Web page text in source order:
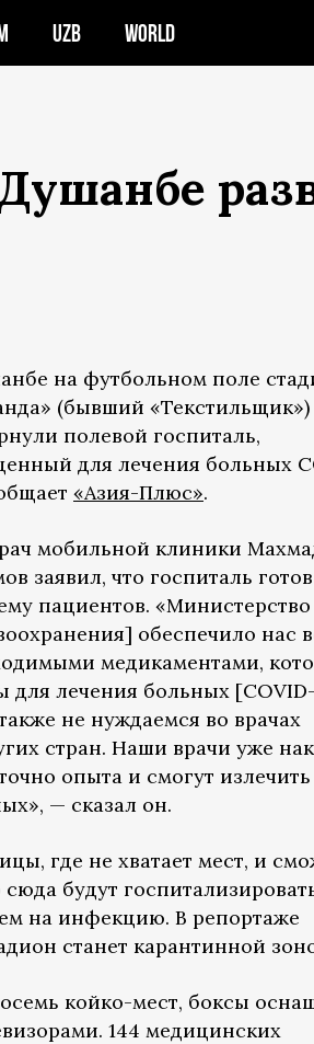
UZB WORLD
на футбольном поле
(бывший «Текстильщик»)
полевой госпиталь,
для лечения больных
«Азия-Плюс».
мобильной клиники
заявил, что госпиталь готов
пациентов. «Министерство
обеспечило нас
медикаментами,
для лечения больных
не нуждаемся во врачах
стран. Наши врачи уже
опыта и смогут излечить
— сказал он.
где не хватает мест, и
будут
на инфекцию. В репортаже
станет карантинной
койко-мест, боксы
144 медицинских